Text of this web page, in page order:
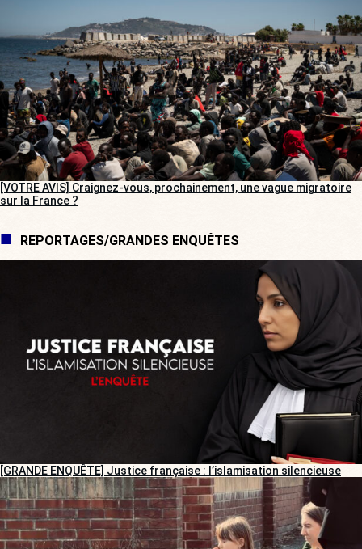
[VOTRE AVIS] Craignez-vous, prochainement, une vague migratoire
sur la France ?
REPORTAGES/GRANDES ENQUÊTES
[GRANDE ENQUÊTE] Justice française : l’islamisation silencieuse